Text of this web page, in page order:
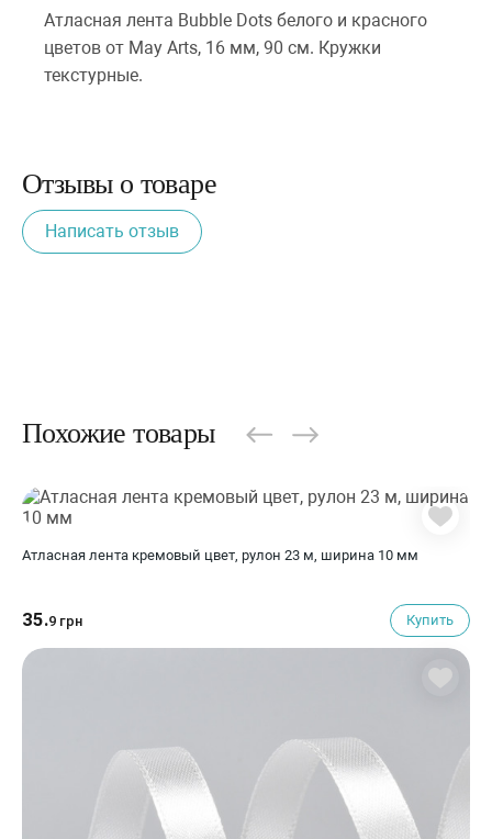
Атласная лента Bubble Dots белого и красного
цветов от May Arts, 16 мм, 90 cм. Кружки
текстурные.
Отзывы о товаре
Написать отзыв
Похожие товары
Атласная лента кремовый цвет, рулон 23 м, ширина 10 мм
35.9 грн Купить